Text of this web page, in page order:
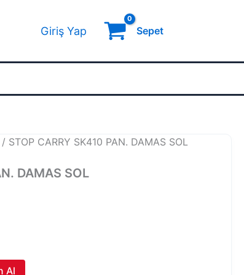
Giriş Yap Sepet
/ STOP CARRY SK410 PAN. DAMAS SOL
DAMAS SOL
Al